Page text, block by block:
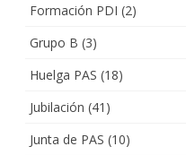
Formación PDI (2)
Grupo B (3)
Huelga PAS (18)
Jubilación (41)
Junta de PAS (10)